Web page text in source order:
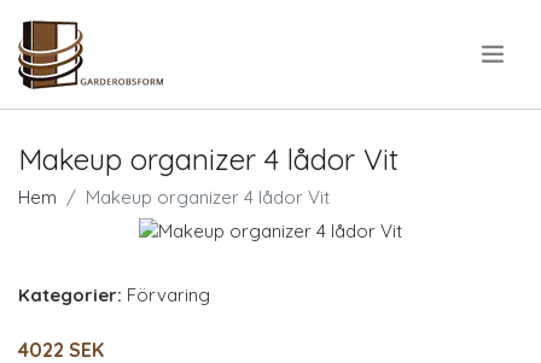
Makeup organizer 4 lådor Vit
Hem Makeup organizer 4 lådor Vit
Kategorier: Förvaring
4022 SEK